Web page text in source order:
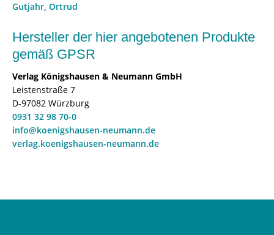
Gutjahr, Ortrud
Hersteller der hier angebotenen Produkte
gemäß GPSR
Verlag Königshausen & Neumann GmbH
Leistenstraße 7
D-97082 Würzburg
0931 32 98 70-0
info@koenigshausen-neumann.de
verlag.koenigshausen-neumann.de